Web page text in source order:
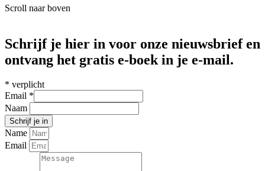
Scroll naar boven
Schrijf je hier in voor onze nieuwsbrief en
ontvang het gratis e-boek in je e-mail.
* verplicht
Email *
Naam
Name
Email